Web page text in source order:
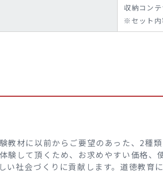
収納コン
※セット内
教材に以前からご要望のあった、2種
験して頂くため、お求めやすい価格
い社会づくりに貢献します。道徳教育